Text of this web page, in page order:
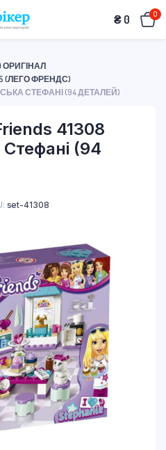
₴ 0 0
ОРИГІНАЛ
(ЛЕГО ФРЕНДС)
СТЕФАНІ (94 ДЕТАЛЕЙ)
41308
(94
set-41308